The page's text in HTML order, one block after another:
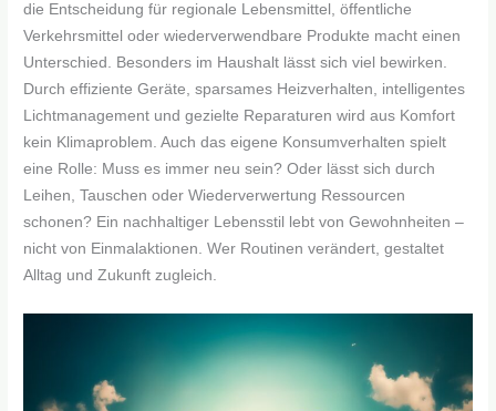
die Entscheidung für regionale Lebensmittel, öffentliche
Verkehrsmittel oder wiederverwendbare Produkte macht einen
Unterschied. Besonders im Haushalt lässt sich viel bewirken.
Durch effiziente Geräte, sparsames Heizverhalten, intelligentes
Lichtmanagement und gezielte Reparaturen wird aus Komfort
kein Klimaproblem. Auch das eigene Konsumverhalten spielt
eine Rolle: Muss es immer neu sein? Oder lässt sich durch
Leihen, Tauschen oder Wiederverwertung Ressourcen
schonen? Ein nachhaltiger Lebensstil lebt von Gewohnheiten –
nicht von Einmalaktionen. Wer Routinen verändert, gestaltet
Alltag und Zukunft zugleich.